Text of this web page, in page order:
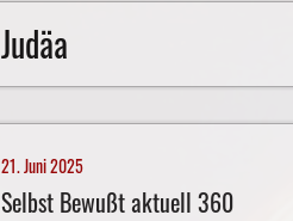
Judäa
21. Juni 2025
Selbst Bewußt aktuell 360